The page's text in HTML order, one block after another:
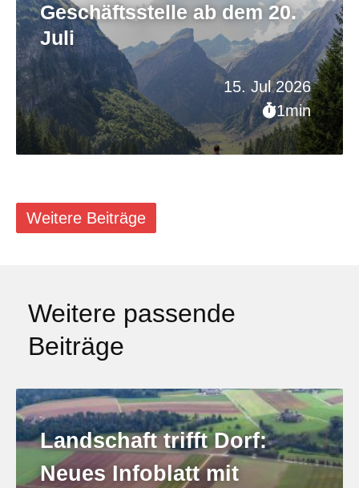
15. Jul 2026
1min
Geschäftsstelle ab dem 20.
Juli
Weitere Beiträge
Weitere passende
Beiträge
Landschaft trifft Dorf:
Neues Infoblatt mit